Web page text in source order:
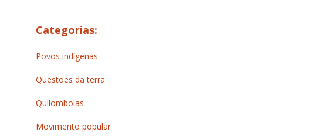
Categorias:
Povos indígenas
Questões da terra
Quilombolas
Movimento popular